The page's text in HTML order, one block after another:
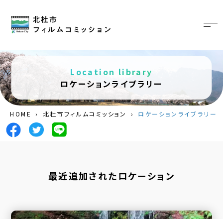
Location library
ロケーションライブラリー
HOME › 北杜市フィルムコミッション › ロケーションライブラリー
最近追加されたロケーション